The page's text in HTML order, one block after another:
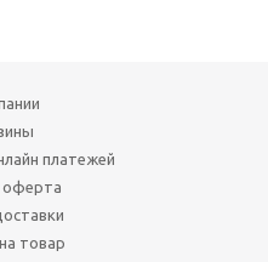
платежей
оферта
товар